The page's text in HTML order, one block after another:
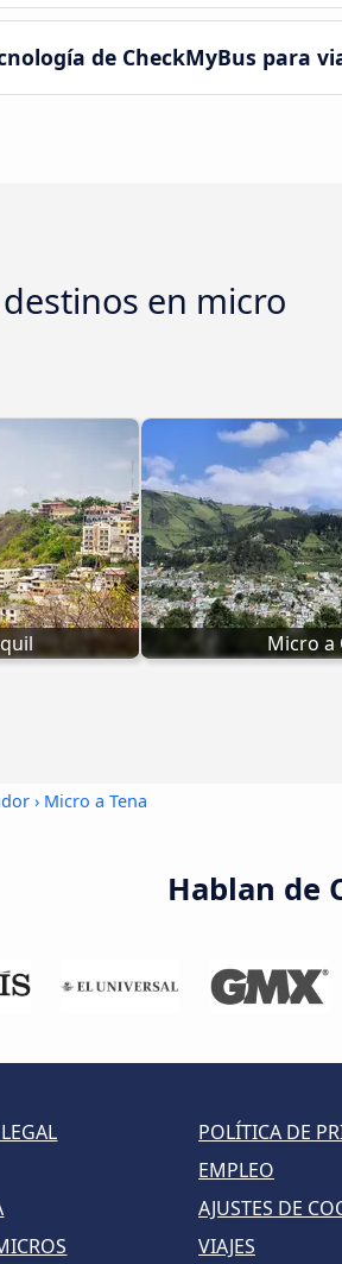
de CheckMyBus para
en micro
Micro a
› Micro a Tena
Hablan de
POLÍTICA DE
EMPLEO
AJUSTES DE
VIAJES